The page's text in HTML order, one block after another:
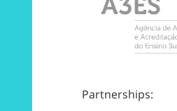
Partnerships: